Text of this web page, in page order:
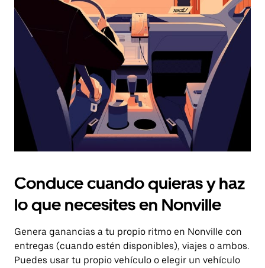
el
botón
escape
el
calendario.
Conduce cuando quieras y haz
lo que necesites en Nonville
Genera ganancias a tu propio ritmo en Nonville con
entregas (cuando estén disponibles), viajes o ambos.
Puedes usar tu propio vehículo o elegir un vehículo